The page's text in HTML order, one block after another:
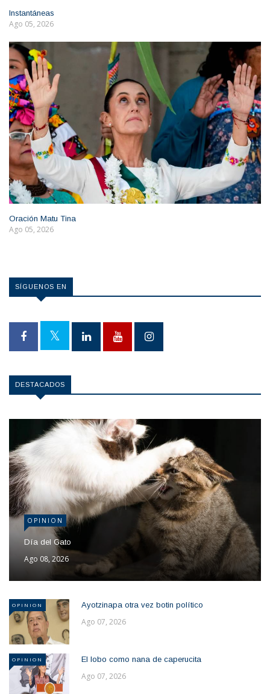
Instantáneas
Ago 05, 2026
Oración Matu Tina
Ago 05, 2026
SÍGUENOS EN
DESTACADOS
OPINION
Día del Gato
Ago 08, 2026
OPINION Ayotzinapa otra vez botin político
Ago 07, 2026
OPINION El lobo como nana de caperucita
Ago 07, 2026